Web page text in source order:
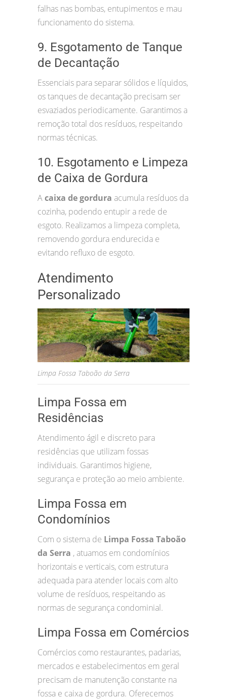
falhas nas bombas, entupimentos e mau
funcionamento do sistema.
9. Esgotamento de Tanque
de Decantação
Essenciais para separar sólidos e líquidos,
os tanques de decantação precisam ser
esvaziados periodicamente. Garantimos a
remoção total dos resíduos, respeitando
normas técnicas.
10. Esgotamento e Limpeza
de Caixa de Gordura
Acaixa de gordura acumula resíduos da
cozinha, podendo entupir a rede de
esgoto. Realizamos a limpeza completa,
removendo gordura endurecida e
evitando refluxo de esgoto.
Atendimento
Personalizado
Limpa Fossa Taboão da Serra
Limpa Fossa em
Residências
Atendimento ágil e discreto para
residências que utilizam fossas
individuais. Garantimos higiene,
segurança e proteção ao meio ambiente.
Limpa Fossa em
Condomínios
Com o sistema de Limpa Fossa Taboão
da Serra , atuamos em condomínios
horizontais e verticais, com estrutura
adequada para atender locais com alto
volume de resíduos, respeitando as
normas de segurança condominial.
Limpa Fossa em Comércios
Comércios como restaurantes, padarias,
mercados e estabelecimentos em geral
precisam de manutenção constante na
fossa e caixa de gordura. Oferecemos